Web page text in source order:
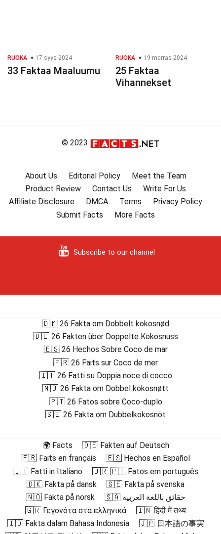
RUOKA 17 syys 2024
33 Faktaa Maaluumu
RUOKA 19 marras 2024
25 Faktaa
Vihannekset
© 2023
About Us Editorial Policy
Meet the Team
Product Review
Contact Us
Write For Us
Affiliate Disclosure
DMCA Terms
Privacy Policy
Submit Facts
More Facts
Subscribe to our channel
🇩🇰 26 Fakta om Dobbelt kokosnød
🇩🇪 26 Fakten über Doppelte Kokosnuss
🇪🇸 26 Hechos Sobre Coco de mar
🇫🇷 26 Faits sur Coco de mer
🇮🇹 26 Fatti su Doppia noce di cocco
🇳🇴 26 Fakta om Dobbel kokosnøtt
🇵🇹 26 Fatos sobre Coco-duplo
🇸🇪 26 Fakta om Dubbelkokosnöt
🌍 Facts
🇩🇪 Fakten auf Deutsch
🇫🇷 Faits en français
🇪🇸 Hechos en Español
🇮🇹 Fatti in Italiano
🇧🇷 🇵🇹 Fatos em português
🇩🇰 Fakta på dansk
🇸🇪 Fakta på svenska
🇳🇴 Fakta på norsk
🇸🇦 حقائق باللغة العربية
🇬🇷 Γεγονότα στα ελληνικά
🇮🇳 हिंदी में तथ्य
🇮🇩 Fakta dalam Bahasa Indonesia
🇯🇵 日本語の事実